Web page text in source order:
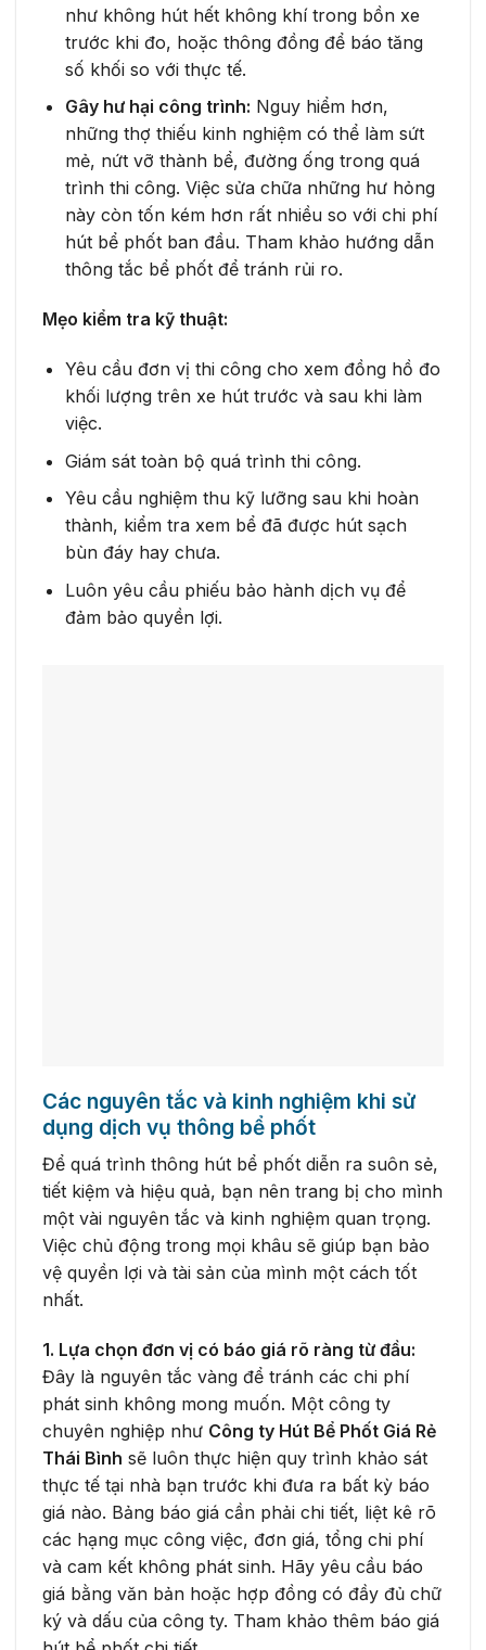
như không hút hết không khí trong bồn xe
trước khi đo, hoặc thông đồng để báo tăng
số khối so với thực tế.
Gây hư hại công trình: Nguy hiểm hơn,
những thợ thiếu kinh nghiệm có thể làm sứt
mẻ, nứt vỡ thành bể, đường ống trong quá
trình thi công. Việc sửa chữa những hư hỏng
này còn tốn kém hơn rất nhiều so với chi phí
hút bể phốt ban đầu. Tham khảo hướng dẫn
thông tắc bể phốt để tránh rủi ro.
Mẹo kiểm tra kỹ thuật:
Yêu cầu đơn vị thi công cho xem đồng hồ đo
khối lượng trên xe hút trước và sau khi làm
việc.
Giám sát toàn bộ quá trình thi công.
Yêu cầu nghiệm thu kỹ lưỡng sau khi hoàn
thành, kiểm tra xem bể đã được hút sạch
bùn đáy hay chưa.
Luôn yêu cầu phiếu bảo hành dịch vụ để
đảm bảo quyền lợi.
Các nguyên tắc và kinh nghiệm khi sử
dụng dịch vụ thông bể phốt
Để quá trình thông hút bể phốt diễn ra suôn sẻ,
tiết kiệm và hiệu quả, bạn nên trang bị cho mình
một vài nguyên tắc và kinh nghiệm quan trọng.
Việc chủ động trong mọi khâu sẽ giúp bạn bảo
vệ quyền lợi và tài sản của mình một cách tốt
nhất.
1. Lựa chọn đơn vị có báo giá rõ ràng từ đầu:
Đây là nguyên tắc vàng để tránh các chi phí
phát sinh không mong muốn. Một công ty
chuyên nghiệp như Công ty Hút Bể Phốt Giá Rẻ
Thái Bình sẽ luôn thực hiện quy trình khảo sát
thực tế tại nhà bạn trước khi đưa ra bất kỳ báo
giá nào. Bảng báo giá cần phải chi tiết, liệt kê rõ
các hạng mục công việc, đơn giá, tổng chi phí
và cam kết không phát sinh. Hãy yêu cầu báo
giá bằng văn bản hoặc hợp đồng có đầy đủ chữ
ký và dấu của công ty. Tham khảo thêm báo giá